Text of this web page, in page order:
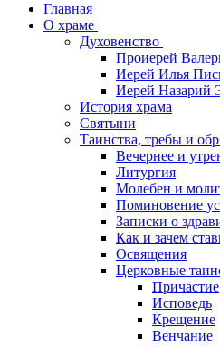
Главная
О храме
Духовенство
Проиерей
Иерей Илья
Иерей Назарий
История храма
Святыни
Таинства, требы и
Вечернее и
Литургия
Молебен и
Поминовение
Записки о
Как и зачем
Освящения
Церковные
Причастие
Исповедь
Крещение
Венчание